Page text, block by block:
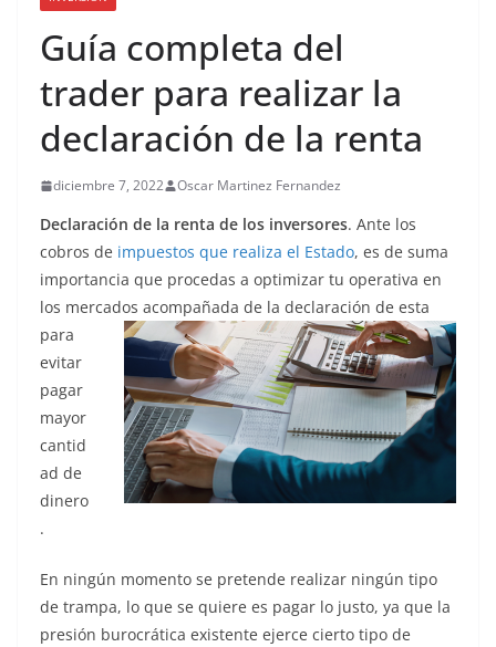
Guía completa del
trader para realizar la
declaración de la renta
diciembre 7, 2022 Oscar Martinez Fernandez
Declaración de la renta de los inversores. Ante los
cobros de impuestos que realiza el Estado, es de suma
importancia que procedas a optimizar tu operativa en
los mercados acompañada de la declaración de esta
para
evitar
pagar
mayor
cantid
ad de
dinero
.
En ningún momento se pretende realizar ningún tipo
de trampa, lo que se quiere es pagar lo justo, ya que la
presión burocrática existente ejerce cierto tipo de